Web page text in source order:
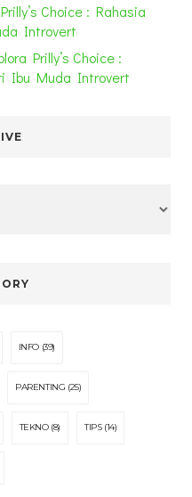
Choice : Rahasia
Introvert
Prilly’s Choice :
Ibu Muda Introvert
INFO (39)
PARENTING (25)
TEKNO(8) TIPS(14)